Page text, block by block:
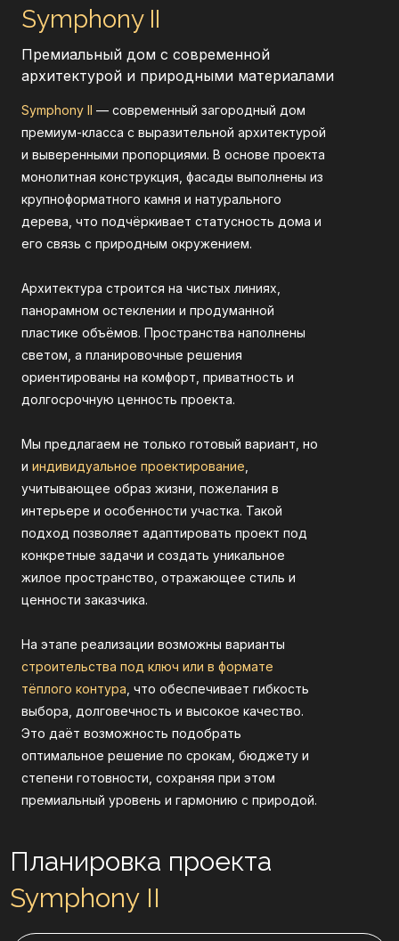
Symphony II
Премиальный дом с современной
архитектурой и природными материалами
Symphony II — современный загородный дом
премиум-класса с выразительной архитектурой
и выверенными пропорциями. В основе проекта
монолитная конструкция, фасады выполнены из
крупноформатного камня и натурального
дерева, что подчёркивает статусность дома и
его связь с природным окружением.
Архитектура строится на чистых линиях,
панорамном остеклении и продуманной
пластике объёмов. Пространства наполнены
светом, а планировочные решения
ориентированы на комфорт, приватность и
долгосрочную ценность проекта.
Мы предлагаем не только готовый вариант, но
и индивидуальное проектирование
учитывающее образ жизни, пожелания в
интерьере и особенности участка. Такой
подход позволяет адаптировать проект под
конкретные задачи и создать уникальное
жилое пространство, отражающее стиль и
ценности заказчика.
На этапе реализации возможны варианты
строительства под ключ или в формате
тёплого контура , что обеспечивает гибкость
выбора, долговечность и высокое качество.
Это даёт возможность подобрать
оптимальное решение по срокам, бюджету и
степени готовности, сохраняя при этом
премиальный уровень и гармонию с природой.
Планировка проекта
Symphony II
Теплый контур:888.4 м²
Площадь террас:353.6 м²
Общая площадь:1242 м²